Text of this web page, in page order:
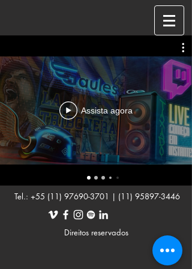
Assista agora
Tel.: +55 (11) 97690-3701 | (11) 95897-3446
Direitos reservados